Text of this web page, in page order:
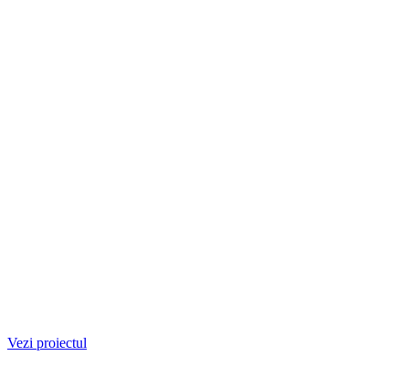
Vezi proiectul